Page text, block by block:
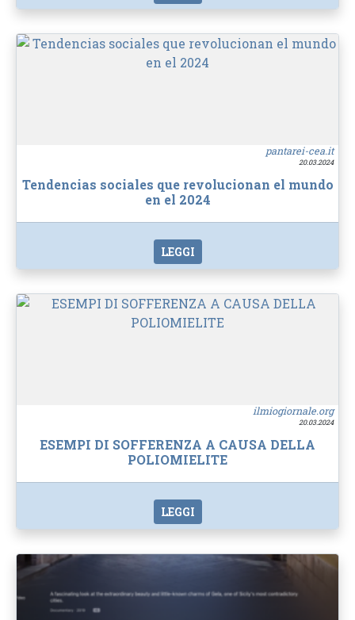
pantarei-cea.it
20.03.2024
Tendencias sociales que revolucionan el mundo
en el 2024
LEGGI
ilmiogiornale.org
20.03.2024
ESEMPI DI SOFFERENZA A CAUSA DELLA
POLIOMIELITE
LEGGI